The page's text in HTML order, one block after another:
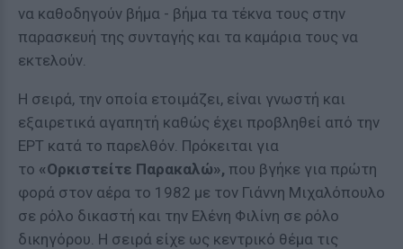
να καθοδηγούν βήμα - βήμα τα τέκνα τους στην
παρασκευή της συνταγής και τα καμάρια τους να
εκτελούν.
Η σειρά, την οποία ετοιμάζει, είναι γνωστή και
εξαιρετικά αγαπητή καθώς έχει προβληθεί από την
ΕΡΤ κατά το παρελθόν. Πρόκειται για
το «Ορκιστείτε Παρακαλώ», που βγήκε για πρώτη
φορά στον αέρα το 1982 με τον Γιάννη Μιχαλόπουλο
σε ρόλο δικαστή και την Ελένη Φιλίνη σε ρόλο
δικηγόρου. Η σειρά είχε ως κεντρικό θέμα τις